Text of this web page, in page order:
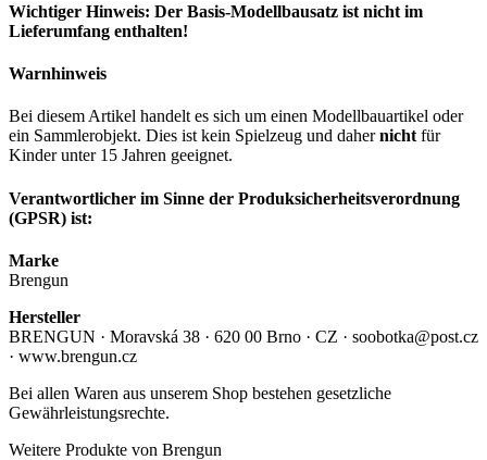
Wichtiger Hinweis: Der Basis-Modellbausatz ist nicht im
Lieferumfang enthalten!
Warnhinweis
Bei diesem Artikel handelt es sich um einen Modellbauartikel oder
ein Sammlerobjekt. Dies ist kein Spielzeug und dahernicht für
Kinder unter 15 Jahren geeignet.
Verantwortlicher im Sinne der Produksicherheitsverordnung
(GPSR) ist:
Marke
Brengun
Hersteller
BRENGUN · Moravská 38 · 620 00 Brno · CZ · soobotka@post.cz
· www.brengun.cz
Bei allen Waren aus unserem Shop bestehen gesetzliche
Gewährleistungsrechte.
Weitere Produkte von Brengun